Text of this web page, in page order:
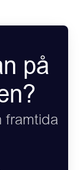
på
framtida